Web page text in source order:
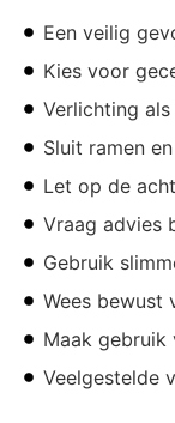
Een veilig
Kies voor
Verlichting
Sluit ramen
Let op de
Vraag advies
Gebruik
Wees bewust
Maak
Veelgestelde